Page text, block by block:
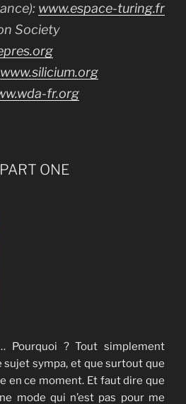
www.espace-turing.fr
Society
www.silicium.org
fr.org
ONE
Pourquoi ? Tout simplement
sujet sympa, et que surtout que
en ce moment. Et faut dire que
mode qui n’est pas pour me